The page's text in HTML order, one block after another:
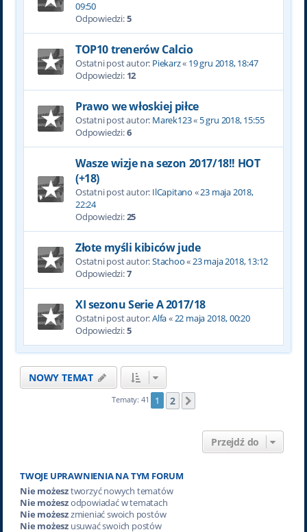
09:50
Odpowiedzi:5
TOP10 trenerów Calcio
Ostatni post autor: Piekarz« 19 gru 2018, 18:47
Odpowiedzi: 12
Prawo we włoskiej piłce
Ostatni post autor: Marek123« 5 gru 2018, 15:55
Odpowiedzi:6
Wasze wizje na sezon 2017/18!! HOT
(+18)
Ostatni post autor: IlCapitano «23 maja 2018,
22:24
Odpowiedzi:25
Złote myśli kibiców jude
Ostatni post autor:Stachoo«23 maja 2018, 13:12
Odpowiedzi:7
XI sezonu Serie A 2017/18
Ostatni post autor:Alfa«22 maja 2018, 00:20
Odpowiedzi:5
NOWY TEMAT
Tematy: 41 1 2
Przejdź do
TWOJE UPRAWNIENIA NA TYM FORUM
Nie możesztworzyć nowych tematów
Nie możeszodpowiadać w tematach
Nie możeszzmieniać swoich postów
Nie możeszusuwać swoich postów